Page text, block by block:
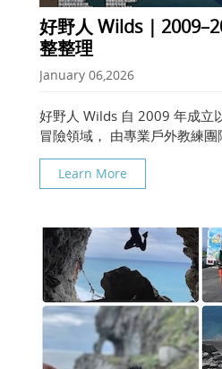
好野人 Wilds｜
整整理
January 06,2026
好野人 Wilds 自 2009 年成立
冒險領域， 由專業戶外教練團
溯溪、登山與高風險戶外活動
逐步建立一套結合 專業教練制
Learn More